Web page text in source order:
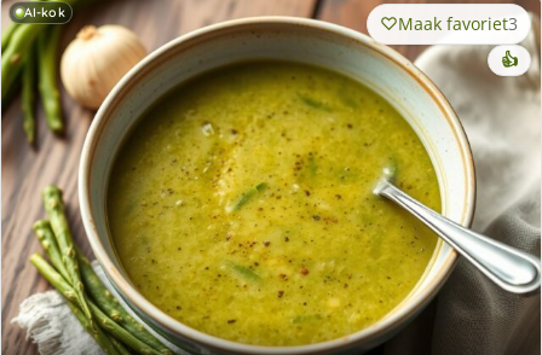
AI-kok Maak favoriet3
👍